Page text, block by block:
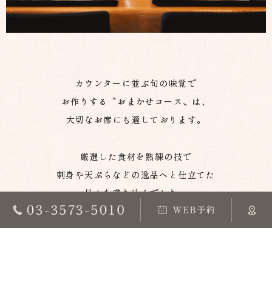
カウンターに並ぶ旬の味覚で
お作りする〝おまかせコース〟は、
大切なお席にも適しております。
厳選した食材を熟練の技で
刺身や天ぷらなどの逸品へと仕立てた
品々を盛り込んでおり、
中でも修業時代より思い入れのある
〝ぽてとさらだ〟〝焼売〟